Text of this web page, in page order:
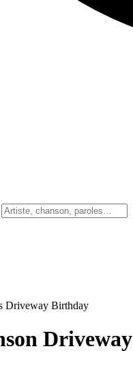
Driveway Birthday